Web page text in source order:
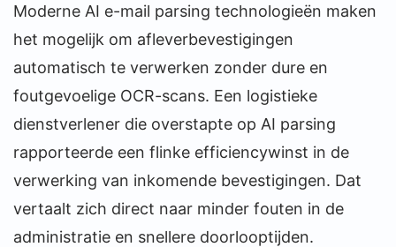
Moderne AI e-mail parsing technologieën maken
het mogelijk om afleverbevestigingen
automatisch te verwerken zonder dure en
foutgevoelige OCR-scans. Een logistieke
dienstverlener die overstapte op AI parsing
rapporteerde een flinke efficiencywinst in de
verwerking van inkomende bevestigingen. Dat
vertaalt zich direct naar minder fouten in de
administratie en snellere doorlooptijden.